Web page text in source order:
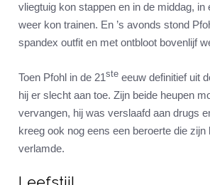
vliegtuig kon stappen en in de middag, in
weer kon trainen. En ’s avonds stond
spandex outfit en met ontbloot bovenlijf
Toen Pfohl in de 21ste eeuw definitief uit
hij er slecht aan toe. Zijn beide heupen
vervangen, hij was verslaafd aan drugs
kreeg ook nog eens een beroerte die zijn
verlamde.